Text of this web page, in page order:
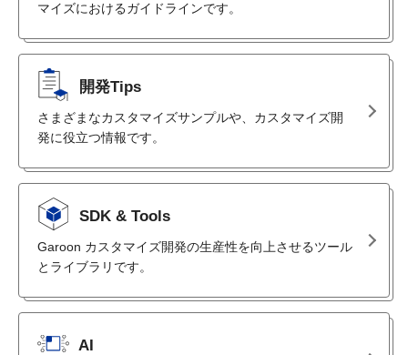
マイズにおけるガイドラインです。
開発Tips
さまざまなカスタマイズサンプルや、カスタマイズ開
発に役立つ情報です。
SDK & Tools
Garoon カスタマイズ開発の生産性を向上させるツール
とライブラリです。
AI